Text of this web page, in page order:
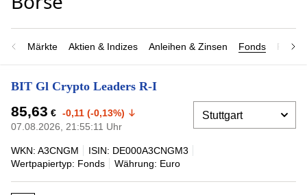
Märkte Aktien & Indizes Anleihen & Zinsen Fonds
BIT Gl Crypto Leaders R-I
85,63 € -0,11 (-0,13%)
07.08.2026, 21:55:11 Uhr
WKN: A3CNGM
ISIN: DE000A3CNGM3
Wertpapiertyp: Fonds
Währung: Euro